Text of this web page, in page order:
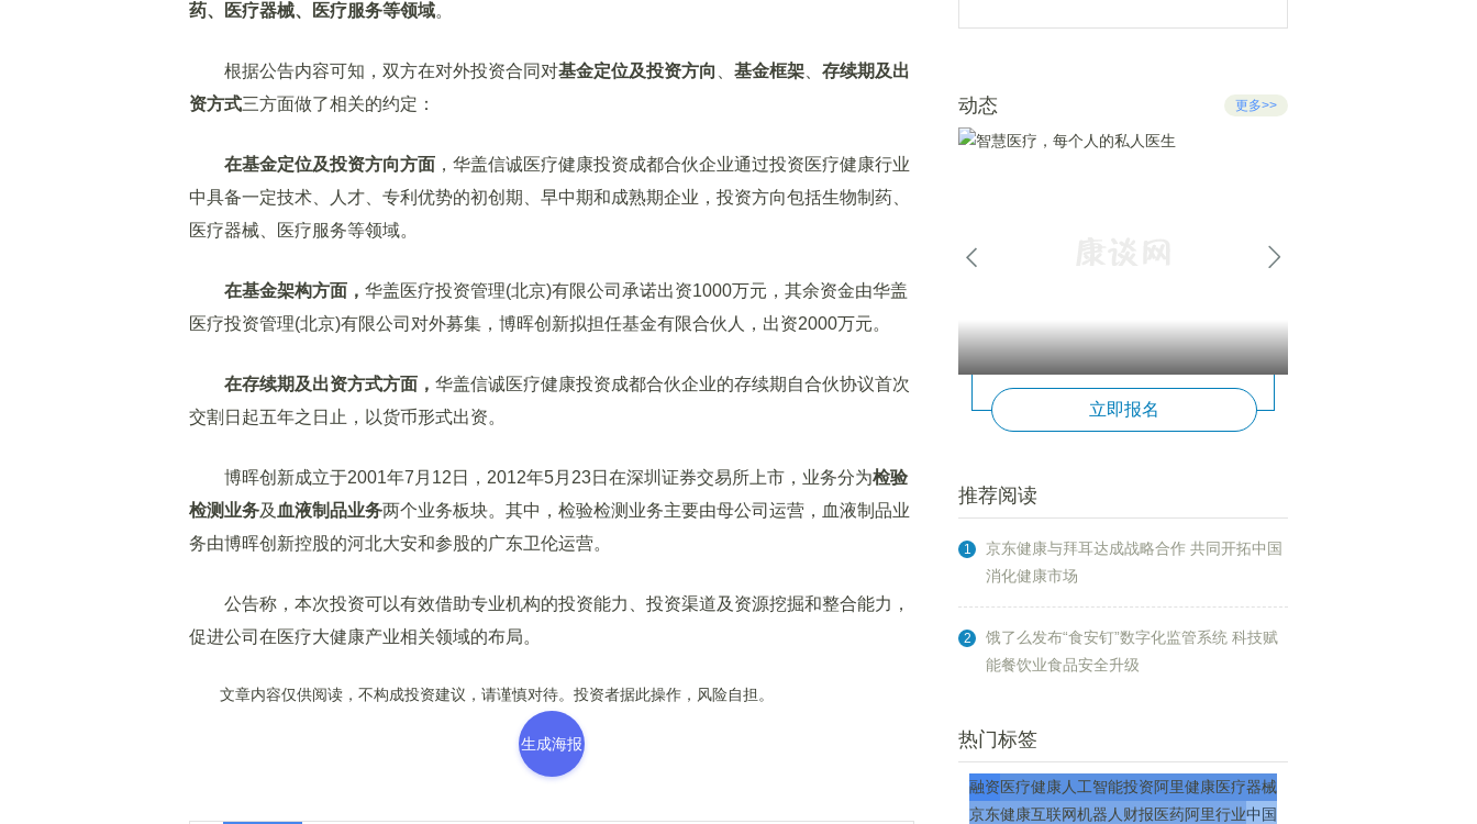
药、医疗器械、医疗服务等领域。
根据公告内容可知，双方在对外投资合同对基金定位及投资方向 基金框架
存续期及出
资方式三方面做了相关的约定：
在基金定位及投资方向方面 ，华盖信诚医疗健康投资成都合伙企业通过投资医疗健康行业
中具备一定技术、人才、专利优势的初创期、早中期和成熟期企业，投资方向包括生物制药、
医疗器械、医疗服务等领域。
在基金架构方面， 华盖医疗投资管理(北京)有限公司承诺出资1000万元，其余资金由华盖
医疗投资管理(北京)有限公司对外募集，博晖创新拟担任基金有限合伙人，出资2000万元。
在存续期及出资方式方面， 华盖信诚医疗健康投资成都合伙企业的存续期自合伙协议首次
交割日起五年之日止，以货币形式出资。
博晖创新成立于2001年7月12日，2012年5月23日在深圳证券交易所上市，业务分为检验
检测业务及 血液制品业务两个业务板块。其中，检验检测业务主要由母公司运营，血液制品业
务由博晖创新控股的河北大安和参股的广东卫伦运营。
公告称，本次投资可以有效借助专业机构的投资能力、投资渠道及资源挖掘和整合能力，
促进公司在医疗大健康产业相关领域的布局。
文章内容仅供阅读，不构成投资建议，请谨慎对待。投资者据此操作，风险自担。
生成海报
动态 更多>>
立即报名
推荐阅读
1
京东健康与拜耳达成战略合作 共同开拓中国
消化健康市场
2
饿了么发布“食安钉”数字化监管系统 科技赋
能餐饮业食品安全升级
热门标签
融资医疗健康人工智能投资阿里健康医疗器械
京东健康互联网机器人 财报医药阿里行业中国